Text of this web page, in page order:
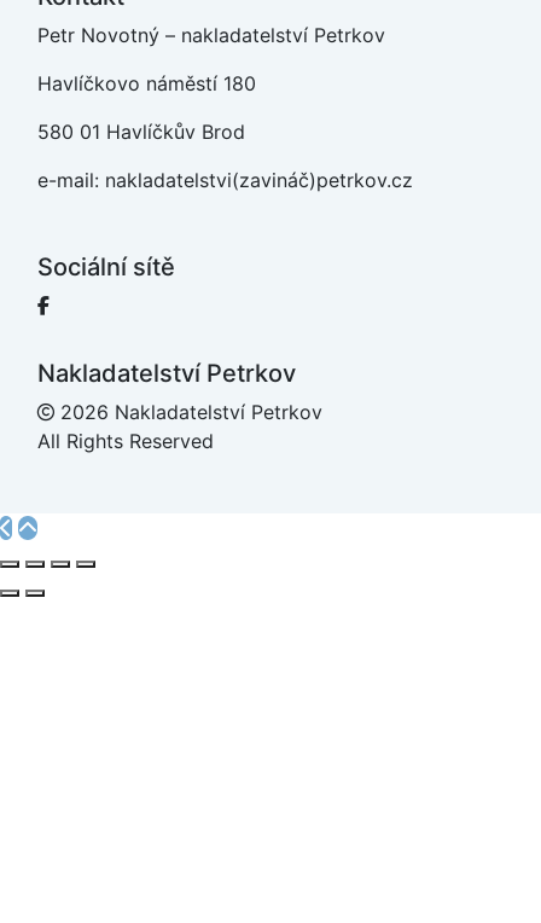
Petr Novotný – nakladatelství Petrkov
Havlíčkovo náměstí 180
580 01 Havlíčkův Brod
e-mail: nakladatelstvi(zavináč)petrkov.cz
Sociální sítě
Nakladatelství Petrkov
2026 Nakladatelství Petrkov
All Rights Reserved